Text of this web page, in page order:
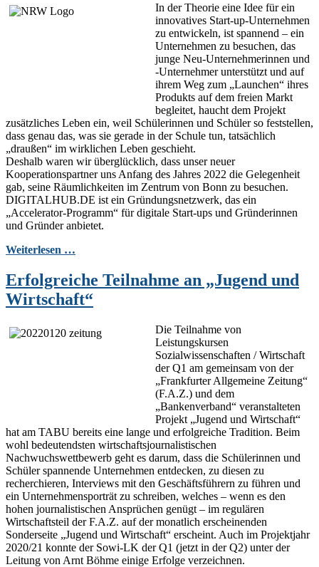
In der Theorie eine Idee für ein
innovatives Start-up-Unternehmen
zu entwickeln, ist spannend – ein
Unternehmen zu besuchen, das
junge Neu-Unternehmerinnen und
-Unternehmer unterstützt und auf
ihrem Weg zum „Launchen“ ihres
Produkts auf dem freien Markt
begleitet, haucht dem Projekt
zusätzliches Leben ein, weil Schülerinnen und Schüler so feststellen,
dass genau das, was sie gerade in der Schule tun, tatsächlich
„draußen“ im wirklichen Leben geschieht.
Deshalb waren wir überglücklich, dass unser neuer
Kooperationspartner uns Anfang des Jahres 2022 die Gelegenheit
gab, seine Räumlichkeiten im Zentrum von Bonn zu besuchen.
DIGITALHUB.DE ist ein Gründungsnetzwerk, das ein
„Accelerator-Programm“ für digitale Start-ups und Gründerinnen
und Gründer anbietet.
Weiterlesen …
Erfolgreiche Teilnahme an „Jugend und
Wirtschaft“
Die Teilnahme von
Leistungskursen
Sozialwissenschaften / Wirtschaft
der Q1 am gemeinsam von der
„Frankfurter Allgemeine Zeitung“
(F.A.Z.) und dem
„Bankenverband“ veranstalteten
Projekt „Jugend und Wirtschaft“
hat am TABU bereits eine lange und erfolgreiche Tradition. Beim
wohl bedeutendsten wirtschaftsjournalistischen
Nachwuchswettbewerb geht es darum, dass die Schülerinnen und
Schüler spannende Unternehmen entdecken, zu diesen zu
recherchieren, Interviews mit den Geschäftsführern zu führen und
ein Unternehmensporträt zu schreiben, welches – wenn es den
hohen journalistischen Ansprüchen genügt – im regulären
Wirtschaftsteil der F.A.Z. auf der monatlich erscheinenden
Sonderseite „Jugend und Wirtschaft“ erscheint. Auch im Projektjahr
2020/21 konnte der Sowi-LK der Q1 (jetzt in der Q2) unter der
Leitung von Arnt Böhme einige Erfolge verzeichnen.